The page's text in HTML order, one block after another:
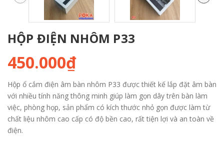
HỘP ĐIỆN NHÔM P33
450.000₫
Hộp ổ cắm điện âm bàn nhôm P33 được thiết kế lắp đặt âm bàn
với nhiều tính năng thông minh giúp làm gọn dây trên bàn làm
việc, phòng họp, sản phẩm có kích thước nhỏ gọn được làm từ
chất liệu nhôm cao cấp có độ bền cao, rất tiện lợi và an toàn về
điện.